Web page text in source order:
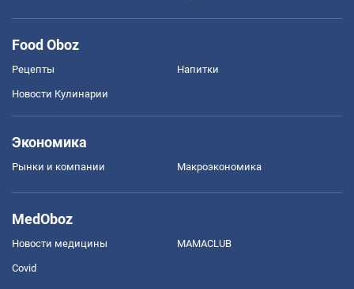
Food Oboz
Рецепты Напитки
Новости Кулинарии
Экономика
Рынки и компании Mакроэкономика
MedOboz
Новости медицины MAMACLUB
Covid